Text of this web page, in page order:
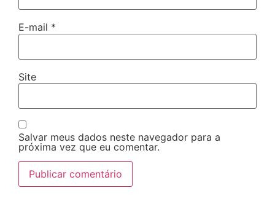
E-mail *
Site
Salvar meus dados neste navegador para a
próxima vez que eu comentar.